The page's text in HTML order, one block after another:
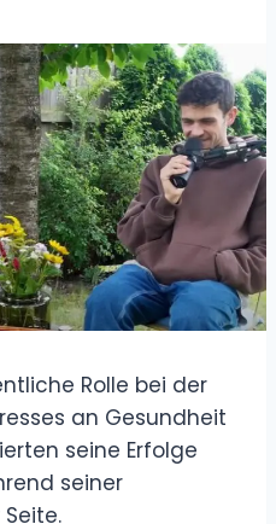
Rolle bei der
an Gesundheit
seine Erfolge
seiner